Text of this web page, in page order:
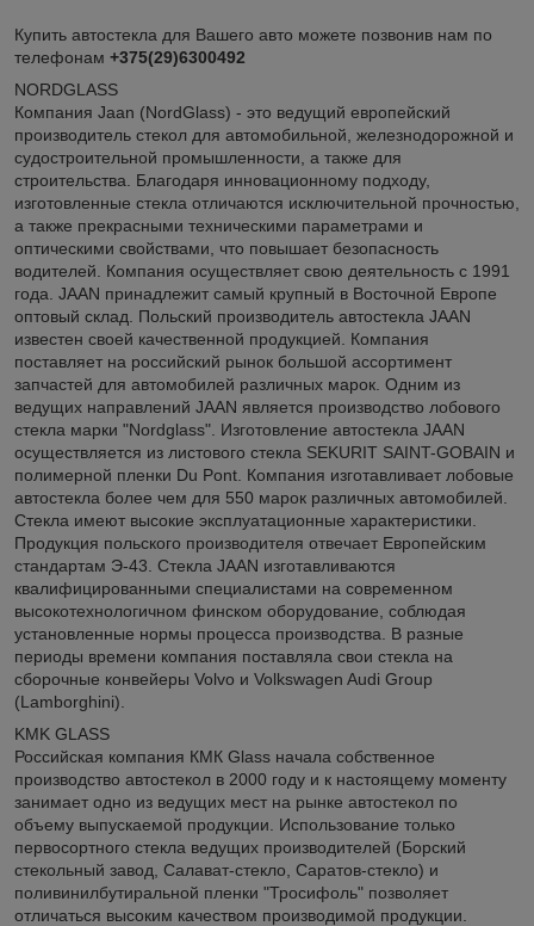
Купить автостекла для Вашего авто можете позвонив нам по
телефонам +375(29)6300492
NORDGLASS
Компания Jaan (NordGlass) - это ведущий европейский
производитель стекол для автомобильной, железнодорожной и
судостроительной промышленности, а также для
строительства. Благодаря инновационному подходу,
изготовленные стекла отличаются исключительной прочностью,
а также прекрасными техническими параметрами и
оптическими свойствами, что повышает безопасность
водителей. Компания осуществляет свою деятельность с 1991
года. JAAN принадлежит самый крупный в Восточной Европе
оптовый склад. Польский производитель автостекла JAAN
известен своей качественной продукцией. Компания
поставляет на российский рынок большой ассортимент
запчастей для автомобилей различных марок. Одним из
ведущих направлений JAAN является производство лобового
стекла марки "Nordglass". Изготовление автостекла JAAN
осуществляется из листового стекла SEKURIT SAINT-GOBAIN и
полимерной пленки Du Pont. Компания изготавливает лобовые
автостекла более чем для 550 марок различных автомобилей.
Стекла имеют высокие эксплуатационные характеристики.
Продукция польского производителя отвечает Европейским
стандартам Э-43. Стекла JAAN изготавливаются
квалифицированными специалистами на современном
высокотехнологичном финском оборудование, соблюдая
установленные нормы процесса производства. В разные
периоды времени компания поставляла свои стекла на
сборочные конвейеры Volvo и Volkswagen Audi Group
(Lamborghini).
KMK GLASS
Российская компания КМК Glass начала собственное
производство автостекол в 2000 году и к настоящему моменту
занимает одно из ведущих мест на рынке автостекол по
объему выпускаемой продукции. Использование только
первосортного стекла ведущих производителей (Борский
стекольный завод, Салават-стекло, Саратов-стекло) и
поливинилбутиральной пленки "Тросифоль" позволяет
отличаться высоким качеством производимой продукции.